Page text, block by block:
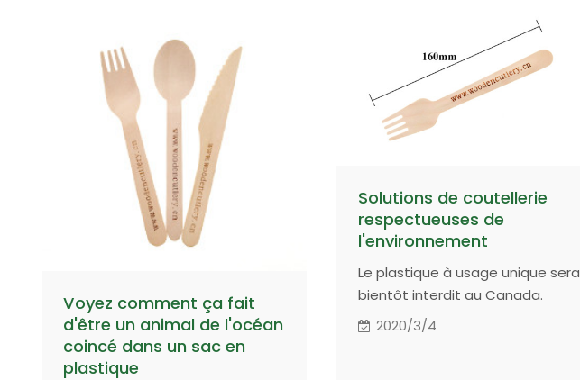
utilisez-vous de vrais couverts
écologiques ou des couverts en
plastique habituels qui vont
directement à la poubelle après
une seule utilisation?
Voyez comment ça fait
d'être un animal de l'océan
coincé dans un sac en
plastique
Solutions de coutellerie
respectueuses de
l'environnement
Le plastique à usage unique sera
bientôt interdit au Canada.
Offrez une solution écologique à
2020/3/4